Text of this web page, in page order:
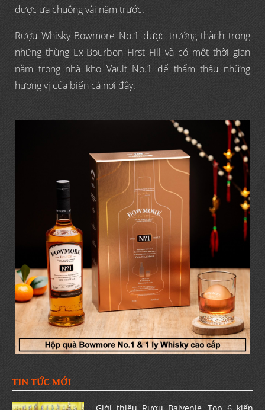
được ưa chuộng vài năm trước.
Rượu Whisky Bowmore No.1 được trưởng thành trong
những thùng Ex-Bourbon First Fill và có một thời gian
nằm trong nhà kho Vault No.1 để thẩm thấu những
hương vị của biển cả nơi đây.
TIN TỨC MỚI